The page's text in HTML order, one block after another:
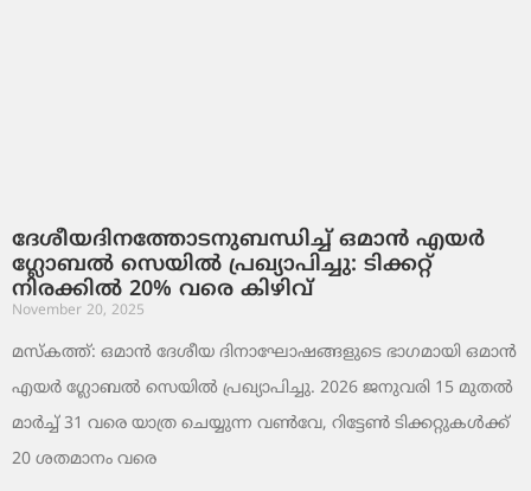
ദേശീയദിനത്തോടനുബന്ധിച്ച് ഒമാൻ എയർ
ഗ്ലോബൽ സെയിൽ പ്രഖ്യാപിച്ചു: ടിക്കറ്റ്
നിരക്കിൽ 20% വരെ കിഴിവ്
November 20, 2025
മസ്‌കത്ത്: ഒമാൻ ദേശീയ ദിനാഘോഷങ്ങളുടെ ഭാഗമായി ഒമാൻ
എയർ ഗ്ലോബൽ സെയിൽ പ്രഖ്യാപിച്ചു. 2026 ജനുവരി 15 മുതൽ
മാർച്ച് 31 വരെ യാത്ര ചെയ്യുന്ന വൺവേ, റിട്ടേൺ ടിക്കറ്റുകൾക്ക്
20 ശതമാനം വരെ